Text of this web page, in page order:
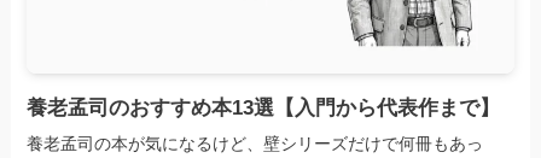
養老孟司のおすすめ本13選【入門から代表作まで】
養老孟司の本が気になるけど、壁シリーズだけで何冊もあっ